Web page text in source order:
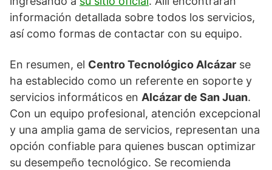
información detallada sobre todos los servicios,
así como formas de contactar con su equipo.
En resumen, el Centro Tecnológico Alcázar se
ha establecido como un referente en soporte y
servicios informáticos en Alcázar de San Juan.
Con un equipo profesional, atención excepcional
y una amplia gama de servicios, representan una
opción confiable para quienes buscan optimizar
su desempeño tecnológico. Se recomienda